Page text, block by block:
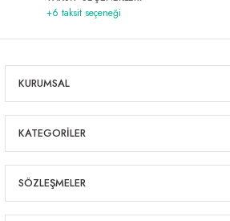
+6 taksit seçeneği
KURUMSAL
KATEGORİLER
SÖZLEŞMELER